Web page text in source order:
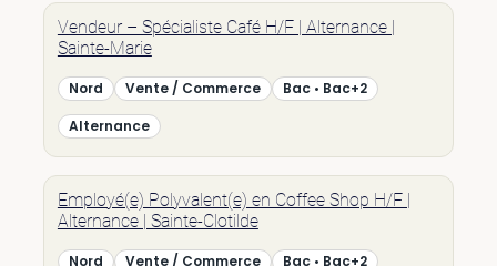
Vendeur – Spécialiste Café H/F | Alternance |
Sainte-Marie
Nord Vente / Commerce
Bac • Bac+2
Alternance
Employé(e) Polyvalent(e) en Coffee Shop H/F |
Alternance | Sainte-Clotilde
Nord Vente / Commerce
Bac • Bac+2